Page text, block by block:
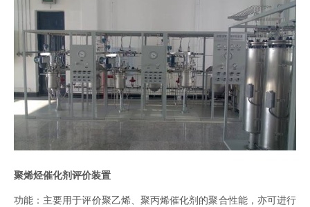
聚烯烃催化剂评价装置
功能：主要用于评价聚乙烯、聚丙烯催化剂的聚合性能，亦可进行